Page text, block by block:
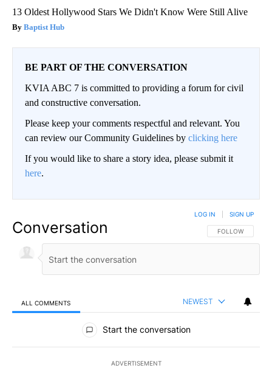
13 Oldest Hollywood Stars We Didn't Know Were Still Alive
Baptist Hub
BE PART OF THE CONVERSATION
KVIA ABC 7 is committed to providing a forum for civil
and constructive conversation.
Please keep your comments respectful and relevant. You
can review our Community Guidelines by clicking here
If you would like to share a story idea, please submit it
here.
Conversation FOLLOW THIS
FOLLOW
LOG IN SIGN UP
ALL COMMENTS NEWEST
All Comments
Start the conversation
ADVERTISEMENT